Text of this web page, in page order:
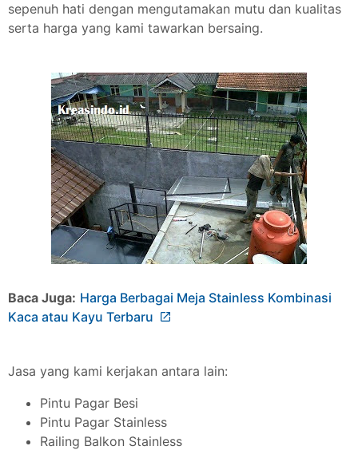
sepenuh hati dengan mengutamakan mutu dan kualitas
serta harga yang kami tawarkan bersaing.
Baca Juga: Harga Berbagai Meja Stainless Kombinasi
Kaca atau Kayu Terbaru
Jasa yang kami kerjakan antara lain:
Pintu Pagar Besi
Pintu Pagar Stainless
Railing Balkon Stainless